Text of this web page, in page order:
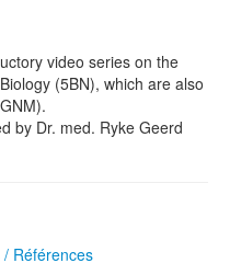
video series on the
(5BN), which are also
by Dr. med. Ryke Geerd
Références